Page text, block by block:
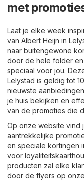
met
Laat je elke week
van Albert Heijn in
naar buitengewone
door de hele folder
speciaal voor jou.
Lelystad is geldig tot
nieuwste
je huis bekijken en
van de promoties die
Op onze website vind
aantrekkelijke
en speciale kortingen
voor
producten zal elke
door de flyers op